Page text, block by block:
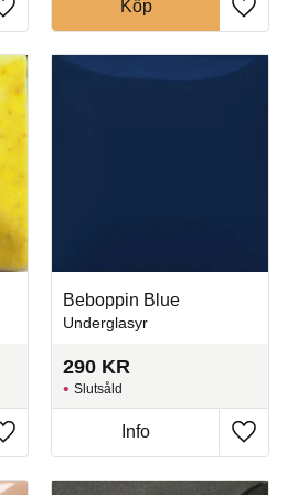
Lägg till i favoriter Lägg
Köp
Lägg till i favoriter
Beboppin Blue
Underglasyr
290 KR
Lägg
Slutsåld
Info